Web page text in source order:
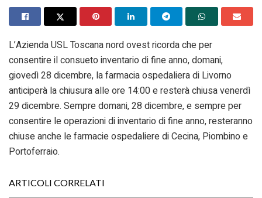
L’Azienda USL Toscana nord ovest ricorda che per
consentire il consueto inventario di fine anno, domani,
giovedì 28 dicembre, la farmacia ospedaliera di Livorno
anticiperà la chiusura alle ore 14:00 e resterà chiusa venerdì
29 dicembre. Sempre domani, 28 dicembre, e sempre per
consentire le operazioni di inventario di fine anno, resteranno
chiuse anche le farmacie ospedaliere di Cecina, Piombino e
Portoferraio.
ARTICOLI CORRELATI